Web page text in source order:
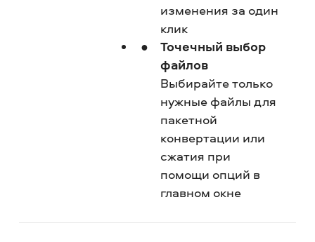
изменения за один
клик
Точечный выбор
файлов
Выбирайте только
нужные файлы для
пакетной
конвертации или
сжатия при
помощи опций в
главном окне